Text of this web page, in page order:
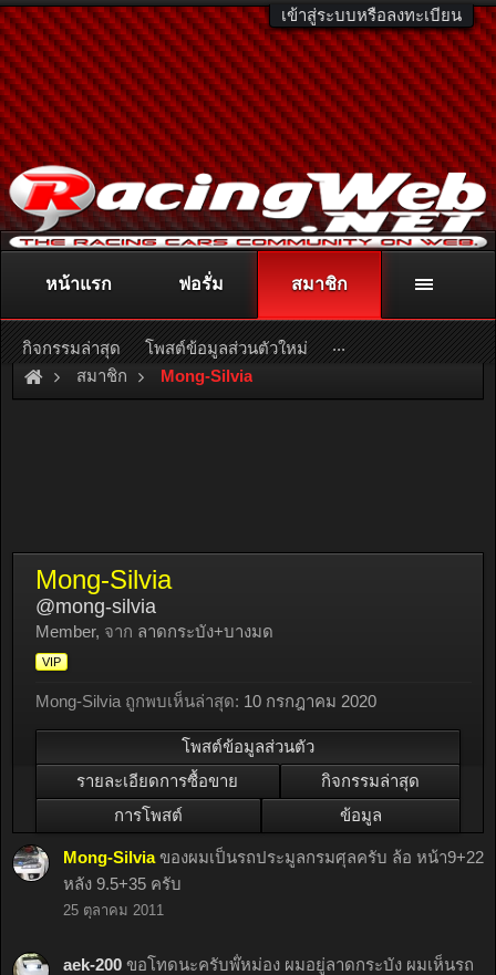
เข้าสู่ระบบหรือลงทะเบียน
ติดต่อลงโฆษณา racingweb@gmail.comหรือโทร. 081-811-1138
หรืออ่านรายละเอียดเพิ่มเติม คลิกที่นี่
สมาชิก Mong-Silvia
Mong-Silvia
@mong-silvia
Member, จาก ลาดกระบัง+บางมด
VIP
Mong-Silvia ถูกพบเห็นล่าสุด: 10 กรกฎาคม 2020
โพสต์ข้อมูลส่วนตัว
รายละเอียดการซื้อขาย
กิจกรรมล่าสุด
การโพสต์
ข้อมูล
Mong-Silvia ของผมเป็นรถประมูลกรมศุลครับ ล้อ หน้า9+22
หลัง 9.5+35 ครับ
25 ตุลาคม 2011
aek-200 ขอโทดนะครับพ๊่หม่อง ผมอยู่ลาดกระบัง ผมเห็นรถ
หน้าแรก ฟอรั่ม สมาชิก
กิจกรรมล่าสุด โพสต์ข้อมูลส่วนตัวใหม่ ...